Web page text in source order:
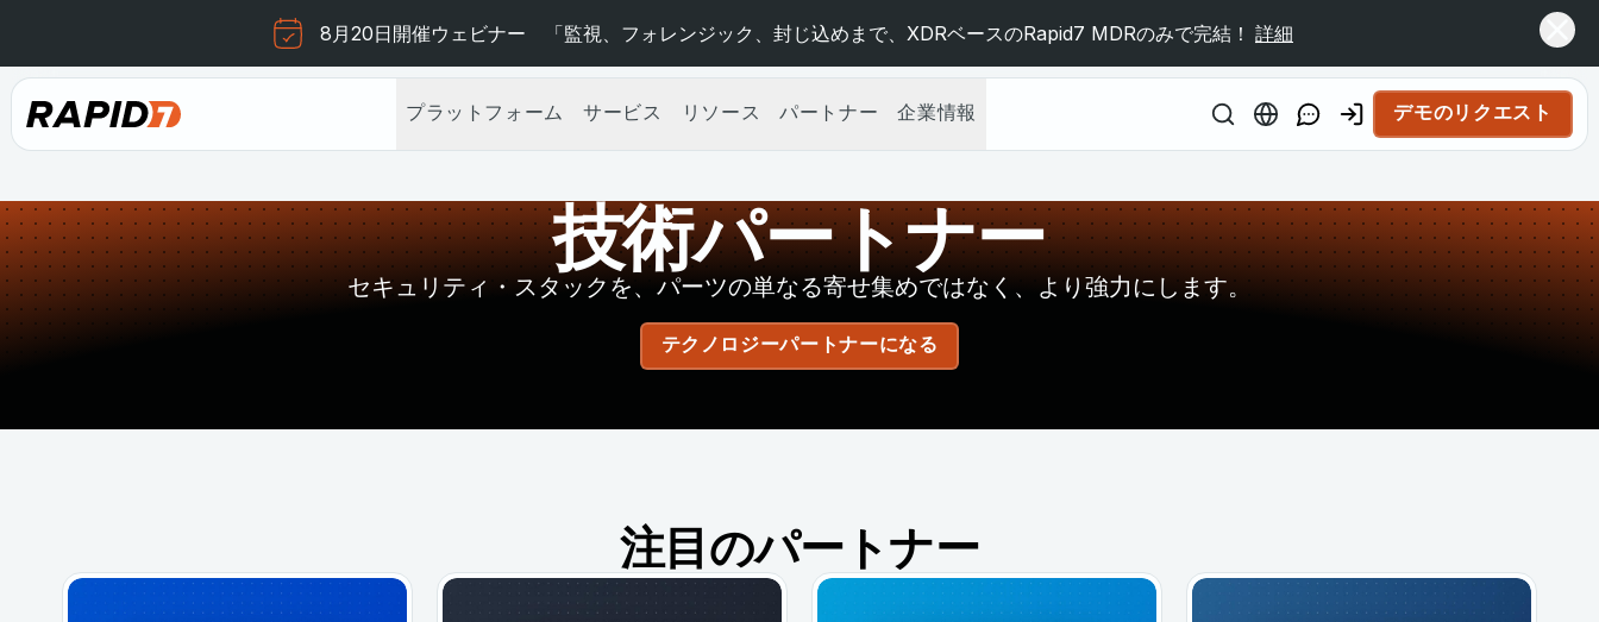
8月20日開催ウェビナー 「監視、フォレンジック、封じ込めまで、XDRベースのRapid7 MDRのみで完結！ 詳細
プラットフォーム サービス リソース パートナー 企業情報 デモのリクエスト
技術パートナー
セキュリティ・スタックを、パーツの単なる寄せ集めではなく、より強力にします。
テクノロジーパートナーになる
注目のパートナー